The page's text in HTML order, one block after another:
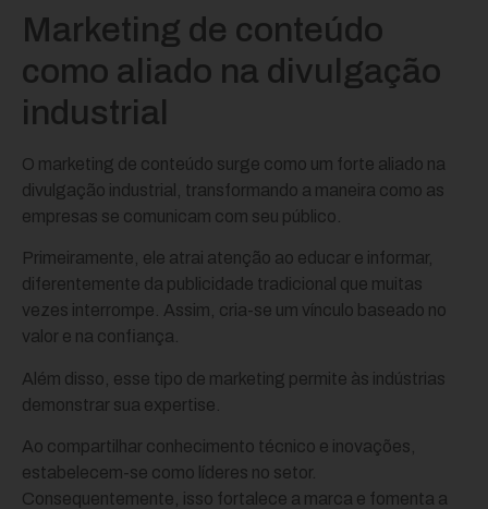
Marketing de conteúdo
como aliado na divulgação
industrial
O marketing de conteúdo surge como um forte aliado na
divulgação industrial, transformando a maneira como as
empresas se comunicam com seu público.
Primeiramente, ele atrai atenção ao educar e informar,
diferentemente da publicidade tradicional que muitas
vezes interrompe. Assim, cria-se um vínculo baseado no
valor e na confiança.
Além disso, esse tipo de marketing permite às indústrias
demonstrar sua expertise.
Ao compartilhar conhecimento técnico e inovações,
estabelecem-se como líderes no setor.
Consequentemente, isso fortalece a marca e fomenta a